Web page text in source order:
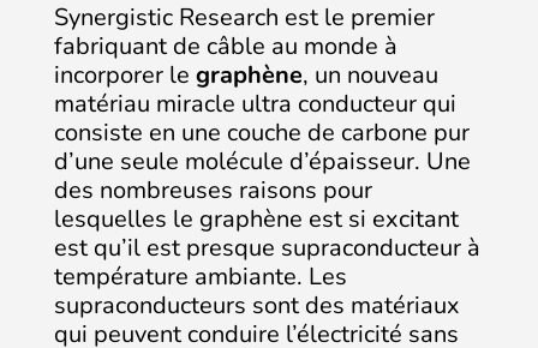
Synergistic Research est le premier
fabriquant de câble au monde à
incorporer le graphène, un nouveau
matériau miracle ultra conducteur qui
consiste en une couche de carbone pur
d’une seule molécule d’épaisseur. Une
des nombreuses raisons pour
lesquelles le graphène est si excitant
est qu’il est presque supraconducteur à
température ambiante. Les
supraconducteurs sont des matériaux
qui peuvent conduire l’électricité sans